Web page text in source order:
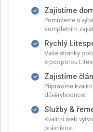
Zajistíme
Pomůžeme s
kompletním
Rychlý
Vaše stránky
s podporou
Zajistíme
Připravíme
důvěryhodnost.
Služby &
Kvalitní web
právníkovi.